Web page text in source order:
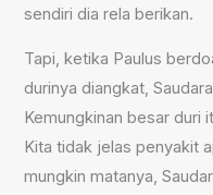
sendiri dia rela berikan.
Tapi, ketika Paulus
durinya diangkat,
Kemungkinan besar duri
Kita tidak jelas penyakit
mungkin matanya,